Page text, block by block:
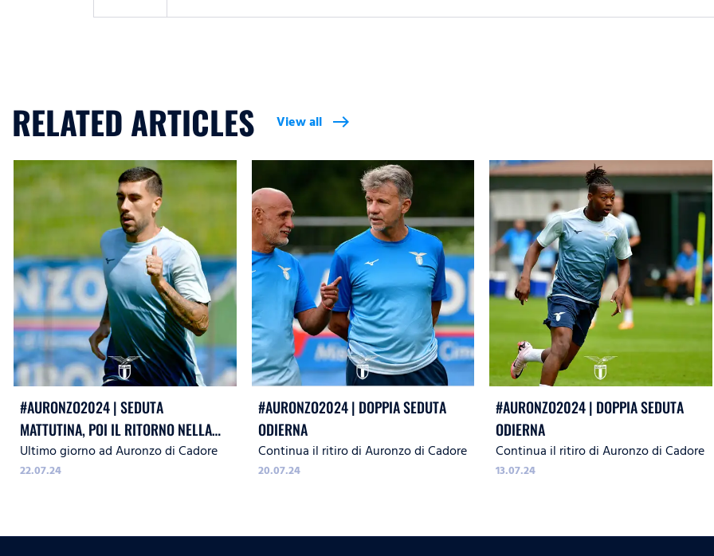
RELATED ARTICLES View all east
#AURONZO2024 | SEDUTA
MATTUTINA, POI IL RITORNO NELLA
CAPITALE
Ultimo giorno ad Auronzo di Cadore
22.07.24
#AURONZO2024 | DOPPIA SEDUTA
ODIERNA
Continua il ritiro di Auronzo di Cadore
20.07.24
#AURONZO2024 | DOPPIA SEDUTA
ODIERNA
Continua il ritiro di Auronzo di Cadore
13.07.24